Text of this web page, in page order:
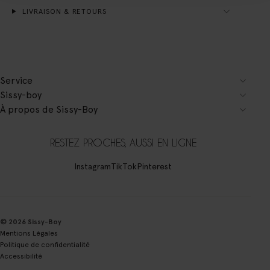
LIVRAISON & RETOURS
Service
Sissy-boy
À propos de Sissy-Boy
RESTEZ PROCHES, AUSSI EN LIGNE
InstagramTikTokPinterest
© 2026 Sissy-Boy
Mentions Légales
Politique de confidentialité
Accessibilité